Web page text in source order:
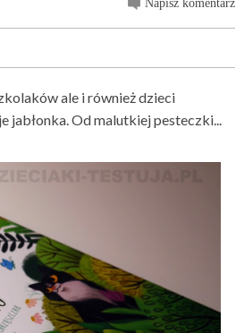
Napisz komentarz
ale i również dzieci
jabłonka. Od malutkiej pesteczki...